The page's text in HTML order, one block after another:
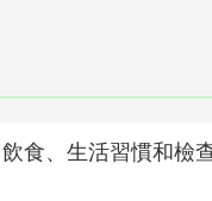
食、生活習慣和檢